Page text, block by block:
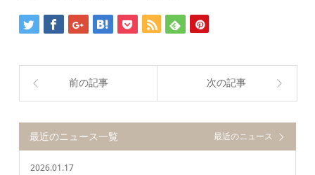
前の記事 次の記事
最近のニュース一覧 最近のニュース
2026.01.17